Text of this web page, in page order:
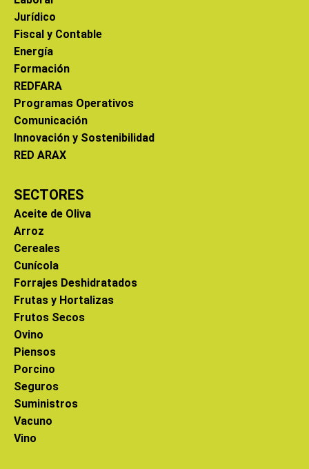
Jurídico
Fiscal y Contable
Energía
Formación
REDFARA
Programas Operativos
Comunicación
Innovación y Sostenibilidad
RED ARAX
SECTORES
Aceite de Oliva
Arroz
Cereales
Cunícola
Forrajes Deshidratados
Frutas y Hortalizas
Frutos Secos
Ovino
Piensos
Porcino
Seguros
Suministros
Vacuno
Vino